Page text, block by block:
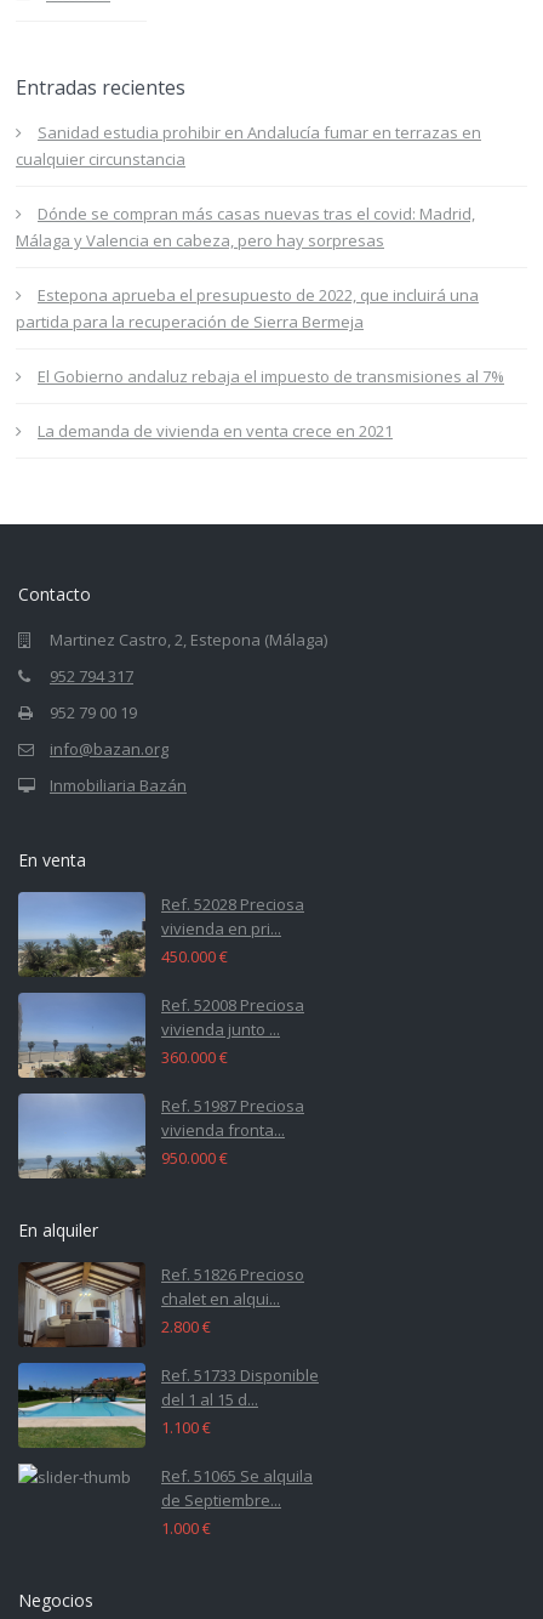
Entradas recientes
Sanidad estudia prohibir en Andalucía fumar en terrazas en
cualquier circunstancia
Dónde se compran más casas nuevas tras el covid: Madrid,
Málaga y Valencia en cabeza, pero hay sorpresas
Estepona aprueba el presupuesto de 2022, que incluirá una
partida para la recuperación de Sierra Bermeja
El Gobierno andaluz rebaja el impuesto de transmisiones al 7%
La demanda de vivienda en venta crece en 2021
Contacto
Martinez Castro, 2, Estepona (Málaga)
952 794 317
952 79 00 19
info@bazan.org
Inmobiliaria Bazán
En venta
Ref. 52028 Preciosa
vivienda en pri...
450.000 €
Ref. 52008 Preciosa
vivienda junto ...
360.000 €
Ref. 51987 Preciosa
vivienda fronta...
950.000 €
En alquiler
Ref. 51826 Precioso
chalet en alqui...
2.800 €
Ref. 51733 Disponible
del 1 al 15 d...
1.100 €
Ref. 51065 Se alquila
de Septiembre...
1.000 €
Negocios